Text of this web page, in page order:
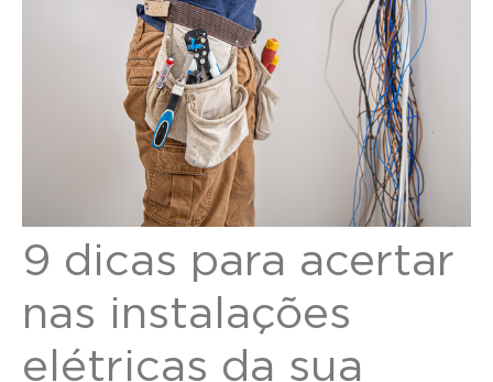
9 dicas para acertar
nas instalações
elétricas da sua